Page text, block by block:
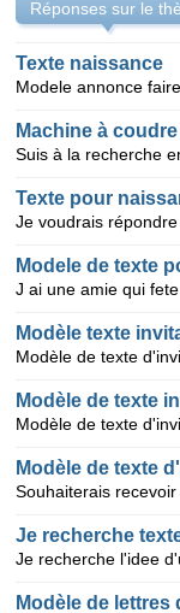
Réponses sur le
Texte naissance
Machine à
Texte pour
Modèle texte
Modèle de texte
Modèle de texte
Je recherche